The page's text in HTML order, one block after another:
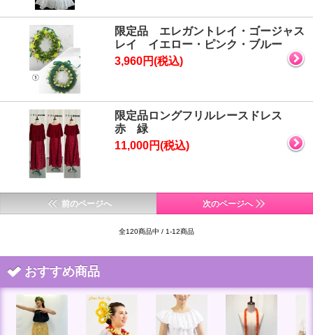
限定品 エレガントレイ・ゴージャス
レイ イエロー・ピンク・ブルー
3,960円(税込)
限定品ロングフリルレースドレス
赤 緑
11,000円(税込)
前のページへ 次のページへ
全120商品中 / 1-12商品
おすすめ商品